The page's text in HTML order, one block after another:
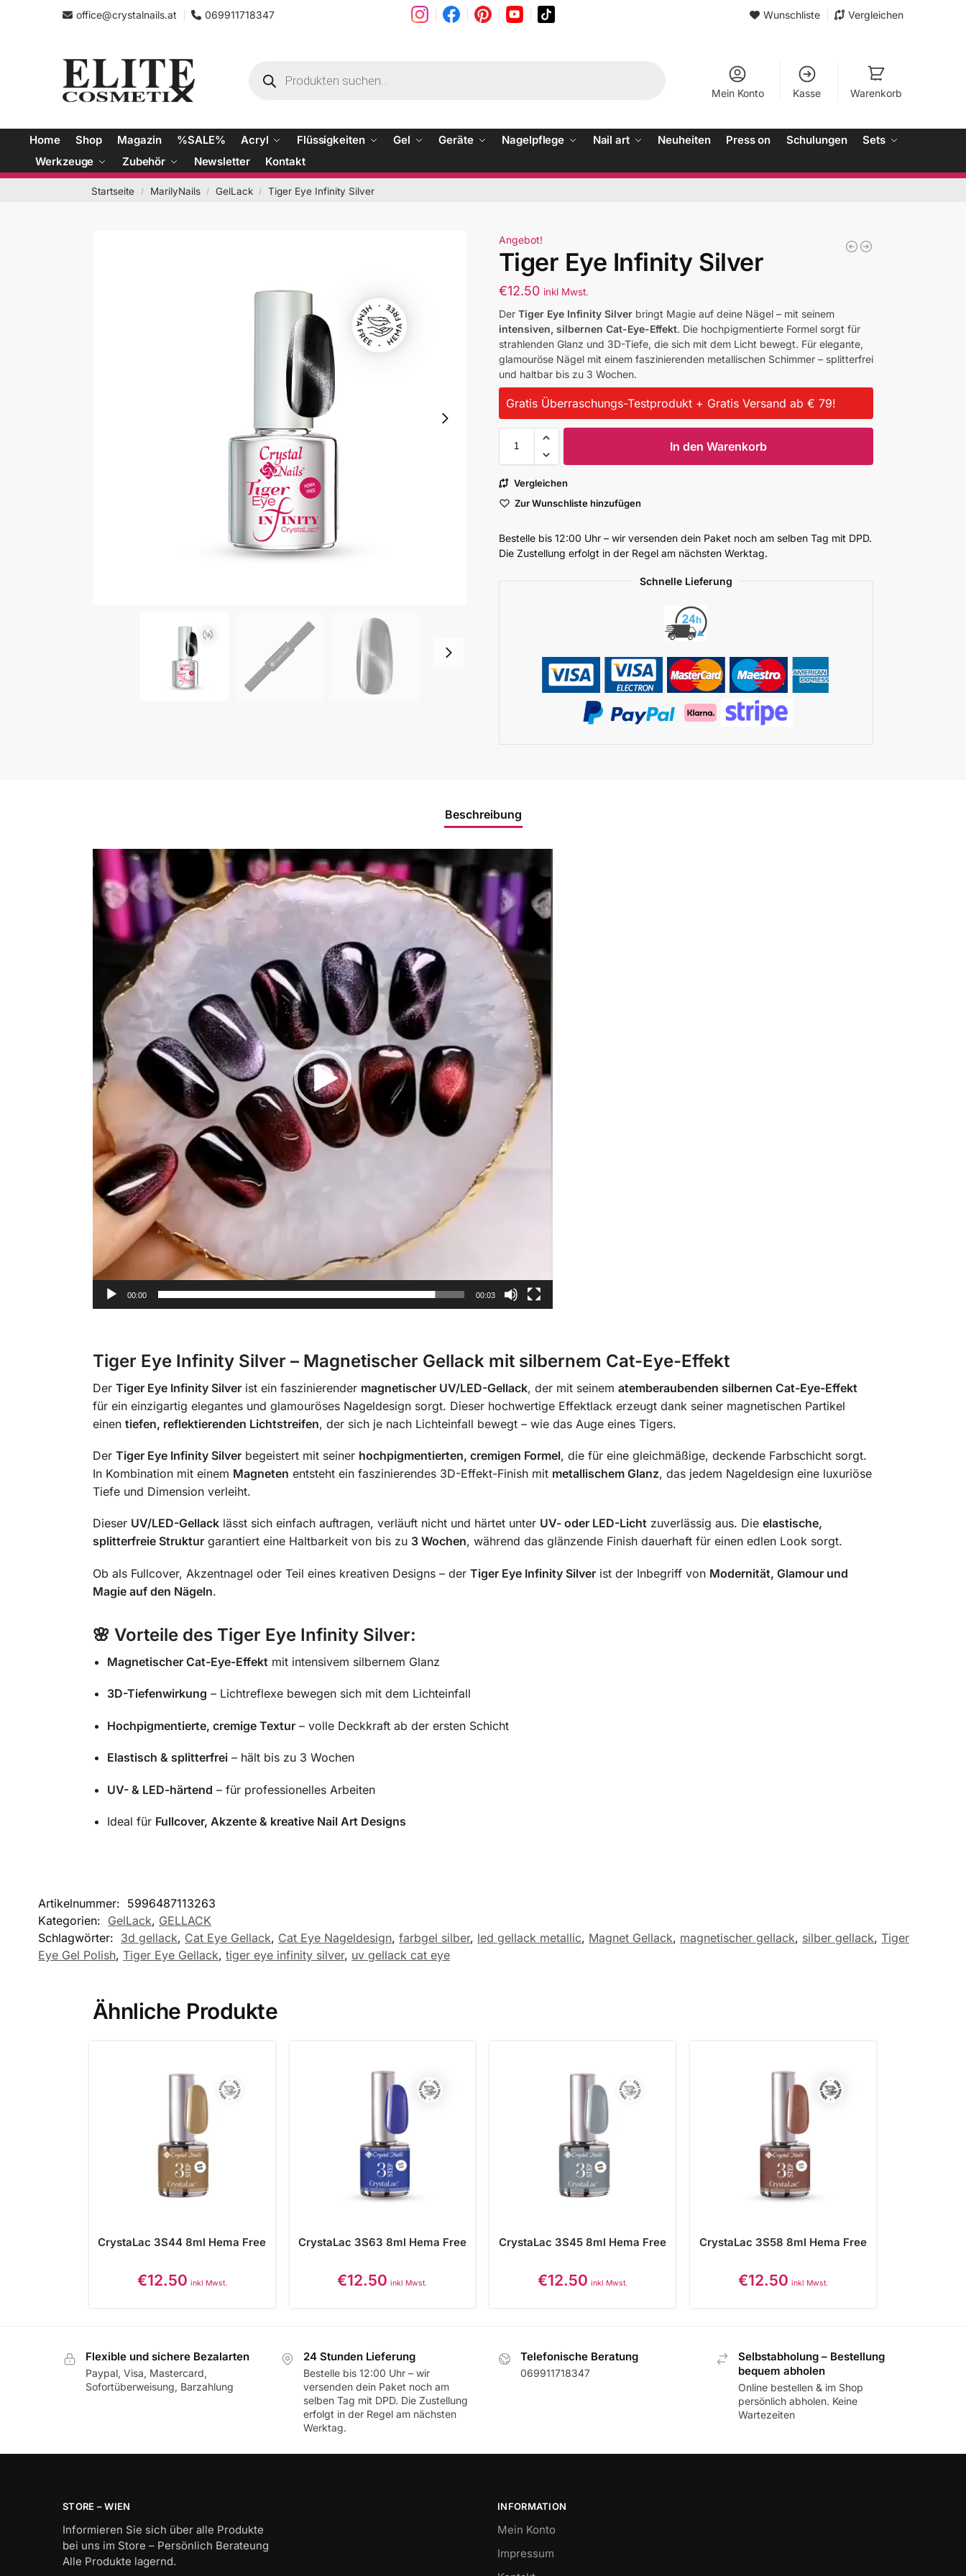
office@crystalnails.at 069911718347 Wunschliste Vergleichen
Mein Konto Kasse Warenkorb
Home Shop Magazin %SALE% Acryl Flüssigkeiten Gel Geräte Nagelpflege Nail art Neuheiten Press on Schulungen
Sets
Werkzeuge
Zubehör Newsletter Kontakt
Startseite / MarilyNails / GelLack / Tiger Eye Infinity Silver
Angebot!
Tiger Eye Infinity Silver
€12.50 inkl Mwst.
Der Tiger Eye Infinity Silverbringt Magie auf deine Nägel – mit seinem
intensiven, silbernen Cat-Eye-Effekt. Die hochpigmentierte Formel sorgt für
strahlenden Glanz und 3D-Tiefe, die sich mit dem Licht bewegt. Für elegante,
glamouröse Nägel mit einem faszinierenden metallischen Schimmer – splitterfrei
und haltbar bis zu 3 Wochen.
Gratis Überraschungs-Testprodukt + Gratis Versand ab € 79!
In den Warenkorb
Vergleichen
Zur Wunschliste hinzufügen
Bestelle bis 12:00 Uhr – wir versenden dein Paket noch am selben Tag mit DPD.
Die Zustellung erfolgt in der Regel am nächsten Werktag.
Schnelle Lieferung
Beschreibung
Video-
Player
00:00 00:03
Tiger Eye Infinity Silver – Magnetischer Gellack mit silbernem Cat-Eye-Effekt
Der Tiger Eye Infinity Silverist ein faszinierender magnetischer UV/LED-Gellack, der mit seinem atemberaubenden silbernen Cat-Eye-Effekt
für ein einzigartig elegantes und glamouröses Nageldesign sorgt. Dieser hochwertige Effektlack erzeugt dank seiner magnetischen Partikel
einen tiefen, reflektierenden Lichtstreifen, der sich je nach Lichteinfall bewegt – wie das Auge eines Tigers.
Der Tiger Eye Infinity Silverbegeistert mit seiner hochpigmentierten, cremigen Formel, die für eine gleichmäßige, deckende Farbschicht sorgt.
In Kombination mit einem Magneten entsteht ein faszinierendes 3D-Effekt-Finish mit metallischem Glanz, das jedem Nageldesign eine luxuriöse
Tiefe und Dimension verleiht.
Dieser UV/LED-Gellacklässt sich einfach auftragen, verläuft nicht und härtet unter UV- oder LED-Lichtzuverlässig aus. Die elastische,
splitterfreie Strukturgarantiert eine Haltbarkeit von bis zu 3 Wochen, während das glänzende Finish dauerhaft für einen edlen Look sorgt.
Ob als Fullcover, Akzentnagel oder Teil eines kreativen Designs – der Tiger Eye Infinity Silverist der Inbegriff von Modernität, Glamour und
Magie auf den Nägeln.
🌸 Vorteile des Tiger Eye Infinity Silver:
Magnetischer Cat-Eye-Effekt mit intensivem silbernem Glanz
3D-Tiefenwirkung – Lichtreflexe bewegen sich mit dem Lichteinfall
Hochpigmentierte, cremige Textur– volle Deckkraft ab der ersten Schicht
Elastisch & splitterfrei– hält bis zu 3 Wochen
UV- & LED-härtend – für professionelles Arbeiten
Ideal für Fullcover, Akzente & kreative Nail Art Designs
Artikelnummer: 5996487113263
Kategorien: GelLack, GELLACK
Schlagwörter: 3d gellack, Cat Eye Gellack, Cat Eye Nageldesign,farbgel silber, led gellack metallic, Magnet Gellack, magnetischer gellack, silber gellack,Tiger
Eye Gel Polish,Tiger Eye Gellack,tiger eye infinity silver, uv gellack cat eye
Ähnliche Produkte
CrystaLac 3S44 8ml Hema Free
€12.50 inkl Mwst.
CrystaLac 3S63 8ml Hema Free
€12.50 inkl Mwst.
CrystaLac 3S45 8ml Hema Free
€12.50 inkl Mwst.
CrystaLac 3S58 8ml Hema Free
€12.50 inkl Mwst.
Flexible und sichere Bezalarten
Paypal, Visa, Mastercard,
Sofortüberweisung, Barzahlung
24 Stunden Lieferung
Bestelle bis 12:00 Uhr – wir
versenden dein Paket noch am
selben Tag mit DPD. Die Zustellung
erfolgt in der Regel am nächsten
Werktag.
Telefonische Beratung
069911718347
Selbstabholung – Bestellung
bequem abholen
Online bestellen & im Shop
persönlich abholen. Keine
Wartezeiten
STORE – WIEN
Informieren Sie sich über alle Produkte
bei uns im Store – Persönlich Berateung
Alle Produkte lagernd.
INFORMATION
Mein Konto
Impressum